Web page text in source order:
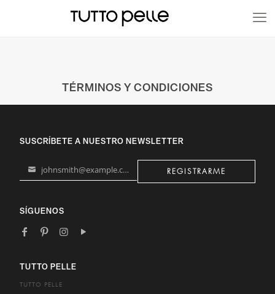
20% EN PRODUCTOS A FABRICACIÓN
TÉRMINOS Y CONDICIONES
SUSCRÍBETE A NUESTRO NEWSLETTER
Your
johnsmith@example.com REGISTRARME
SÍGUENOS
TUTTO PELLE
TUTTO PELLE